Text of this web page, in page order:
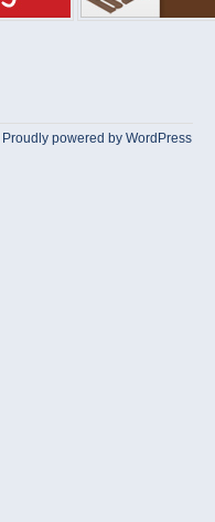
Proudly powered by WordPress